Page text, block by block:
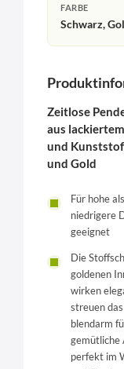
FARBE
Schwarz,
Zeitlose
aus
und
und Gold
Für hohe
niedrigere
geeignet
Die
goldenen
wirken
streuen
blendarm
gemütliche
perfekt im